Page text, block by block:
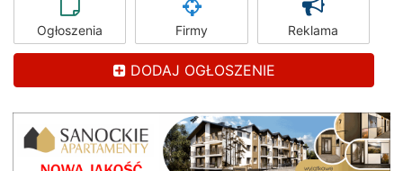
Ogłoszenia Firmy Reklama
DODAJ OGŁOSZENIE